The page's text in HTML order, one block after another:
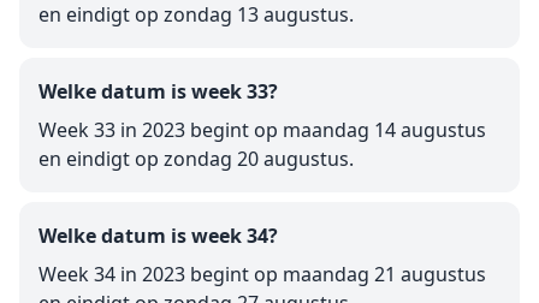
en eindigt op zondag 13 augustus.
Welke datum is week 33?
Week 33 in 2023 begint op maandag 14 augustus
en eindigt op zondag 20 augustus.
Welke datum is week 34?
Week 34 in 2023 begint op maandag 21 augustus